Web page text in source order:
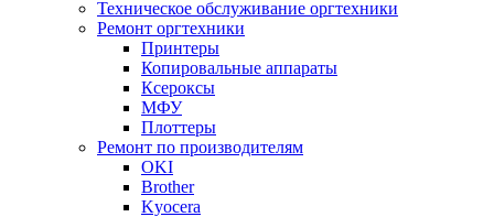
Техническое обслуживание оргтехники
Ремонт оргтехники
Принтеры
Копировальные аппараты
Ксероксы
МФУ
Плоттеры
Ремонт по производителям
OKI
Brother
Kyocera